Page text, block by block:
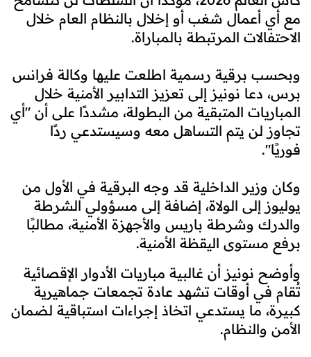
مع أي أعمال شغب أو إخلال بالنظام العام خلال
الاحتفالات المرتبطة بالمباراة.
وبحسب برقية رسمية اطلعت عليها وكالة فرانس
برس، دعا نونيز إلى تعزيز التدابير الأمنية خلال
المباريات المتبقية من البطولة، مشددًا على أن "أي
تجاوز لن يتم التساهل معه وسيستدعي ردًا
فوريًا".
وكان وزير الداخلية قد وجه البرقية في الأول من
يوليوز إلى الولاة، إضافة إلى مسؤولي الشرطة
والدرك وشرطة باريس والأجهزة الأمنية، مطالبًا
برفع مستوى اليقظة الأمنية.
وأوضح نونيز أن غالبية مباريات الأدوار الإقصائية
تُقام في أوقات تشهد عادة تجمعات جماهيرية
كبيرة، ما يستدعي اتخاذ إجراءات استباقية لضمان
الأمن والنظام.